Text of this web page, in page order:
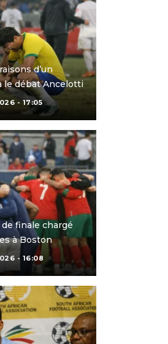
d’un
le débat Ancelotti
- 17:05
finale chargé
à Boston
- 16:08